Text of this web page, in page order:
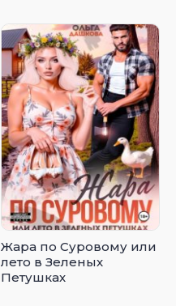
Жара по Суровому или
лето в Зеленых
Петушках